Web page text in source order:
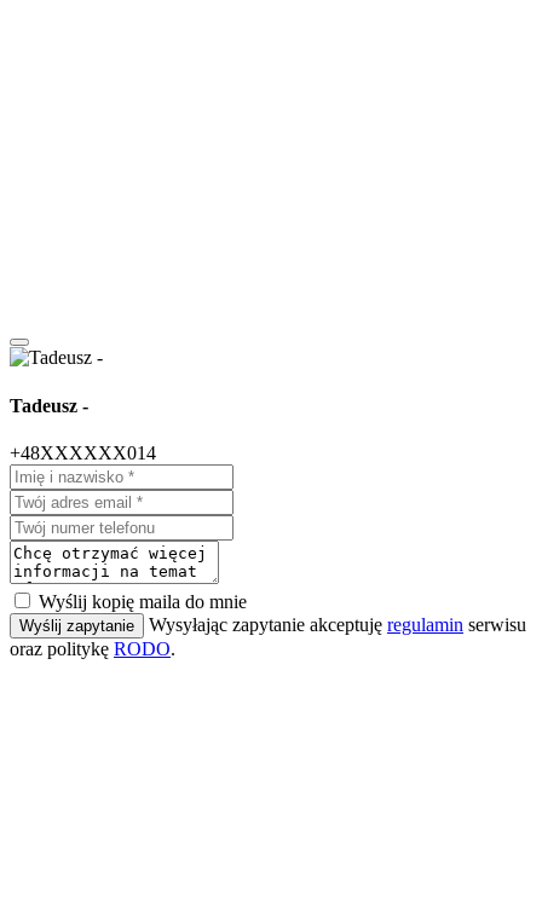
Tadeusz -
+48XXXXXX014
Wyślij kopię maila do mnie
Wyślij zapytanie Wysyłając zapytanie akceptuję regulamin serwisu
oraz politykę RODO.